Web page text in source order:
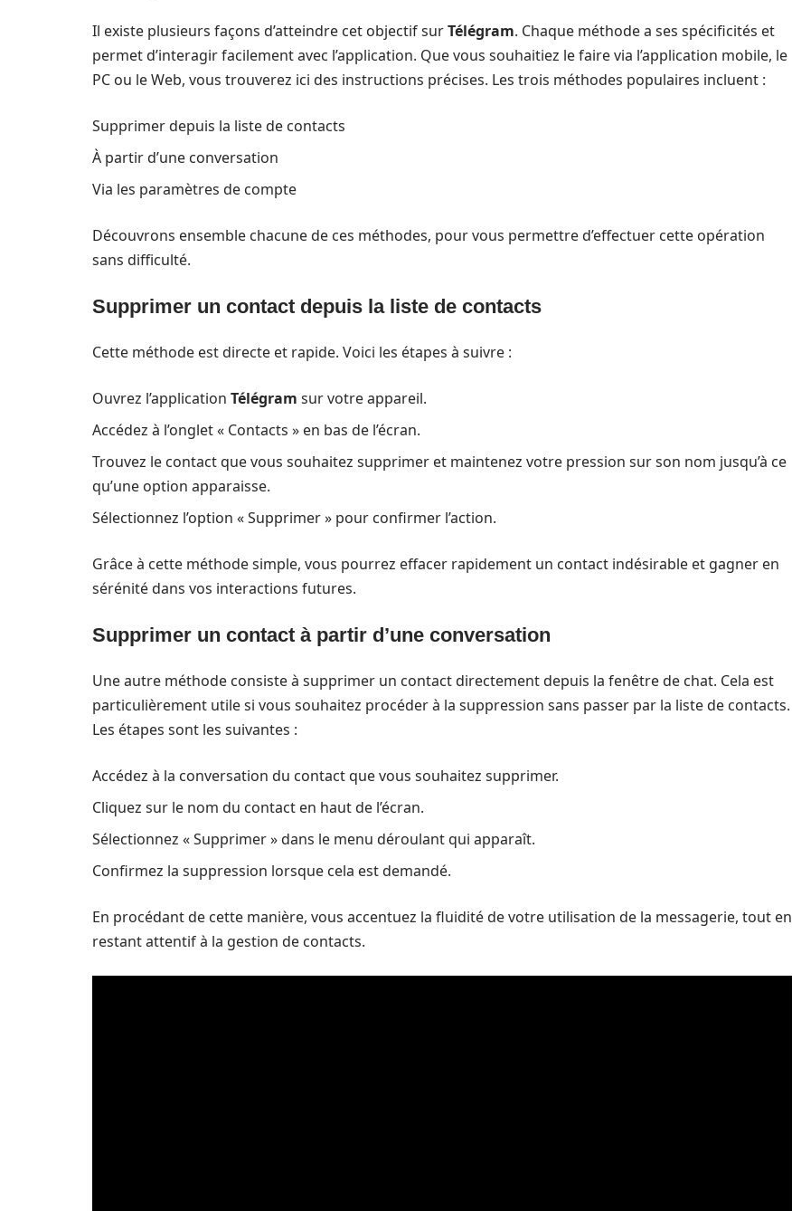
Il existe plusieurs façons d’atteindre cet objectif surTélégram. Chaque méthode a ses spécificités et
permet d’interagir facilement avec l’application. Que vous souhaitiez le faire via l’application mobile, le
PC ou le Web, vous trouverez ici des instructions précises. Les trois méthodes populaires incluent :
Supprimer depuis la liste de contacts
À partir d’une conversation
Via les paramètres de compte
Découvrons ensemble chacune de ces méthodes, pour vous permettre d’effectuer cette opération
sans difficulté.
Supprimer un contact depuis la liste de contacts
Cette méthode est directe et rapide. Voici les étapes à suivre :
Ouvrez l’application Télégram sur votre appareil.
Accédez à l’onglet « Contacts » en bas de l’écran.
Trouvez le contact que vous souhaitez supprimer et maintenez votre pression sur son nom jusqu’à ce
qu’une option apparaisse.
Sélectionnez l’option « Supprimer » pour confirmer l’action.
Grâce à cette méthode simple, vous pourrez effacer rapidement un contact indésirable et gagner en
sérénité dans vos interactions futures.
Supprimer un contact à partir d’une conversation
Une autre méthode consiste à supprimer un contact directement depuis la fenêtre de chat. Cela est
particulièrement utile si vous souhaitez procéder à la suppression sans passer par la liste de contacts.
Les étapes sont les suivantes :
Accédez à la conversation du contact que vous souhaitez supprimer.
Cliquez sur le nom du contact en haut de l’écran.
Sélectionnez « Supprimer » dans le menu déroulant qui apparaît.
Confirmez la suppression lorsque cela est demandé.
En procédant de cette manière, vous accentuez la fluidité de votre utilisation de la messagerie, tout en
restant attentif à la gestion de contacts.